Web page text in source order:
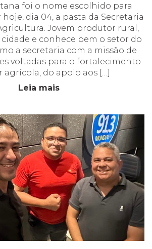
foi o nome escolhido para
dia 04, a pasta da Secretaria
Jovem produtor rural,
e conhece bem o setor do
a secretaria com a missão de
voltadas para o fortalecimento
agrícola, do apoio aos […]
Leia mais